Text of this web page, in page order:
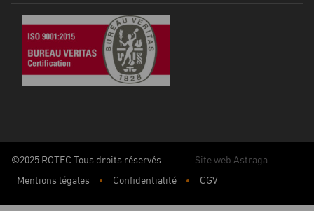
©2025 ROTEC Tous droits réservés
Site web Astraga
Mentions légales
Confidentialité CGV